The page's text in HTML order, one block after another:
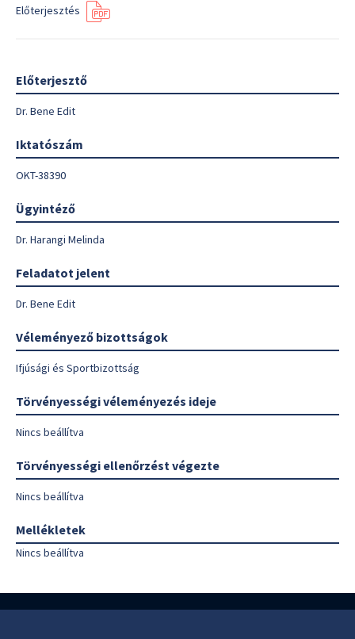
Előterjesztés
Előterjesztő
Dr. Bene Edit
Iktatószám
OKT-38390
Ügyintéző
Dr. Harangi Melinda
Feladatot jelent
Dr. Bene Edit
Véleményező bizottságok
Ifjúsági és Sportbizottság
Törvényességi véleményezés ideje
Nincs beállítva
Törvényességi ellenőrzést végezte
Nincs beállítva
Mellékletek
Nincs beállítva